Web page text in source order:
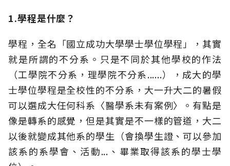
1.學程是什麼？
學程，全名「國立成功大學學士學位學程」，其實
就是所謂的不分系。只是不同於其他學校的作法
（工學院不分系，理學院不分系......），成大的學
士學位學程是全校性的不分系，大一升大二的暑假
可以選成大任何科系〈醫學系未有案例〉。有點是
像是轉系的感覺，但是其實是不一樣的管道，大二
以後就變成其他系的學生（會換學生證、可以參加
該系的系學會、活動...、畢業取得該系的學士學